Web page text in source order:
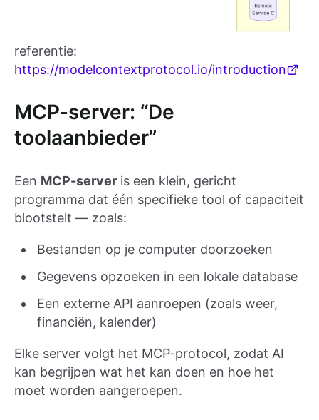
referentie:
https://modelcontextprotocol.io/introduction
MCP-server: “De
toolaanbieder”
Een MCP-server is een klein, gericht
programma dat één specifieke tool of capaciteit
blootstelt — zoals:
Bestanden op je computer doorzoeken
Gegevens opzoeken in een lokale database
Een externe API aanroepen (zoals weer,
financiën, kalender)
Elke server volgt het MCP-protocol, zodat AI
kan begrijpen wat het kan doen en hoe het
moet worden aangeroepen.